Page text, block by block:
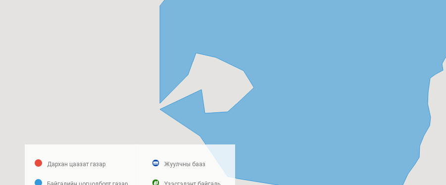
Дархан цаазат газар Жуулчны бааз